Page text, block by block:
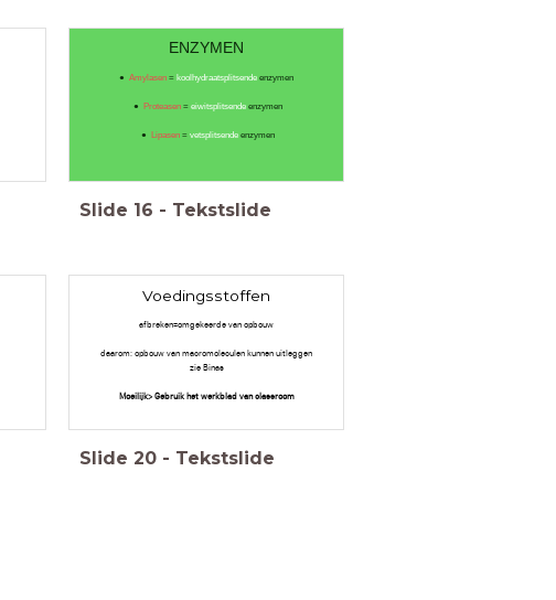
ENZYMEN
Amylasen =koolhydraatsplitsende enzymen
Proteasen= eiwitsplitsendeenzymen
Lipasen = vetsplitsendeenzymen
Slide 16 - Tekstslide
Voedingsstoffen
afbreken=omgekeerde van opbouw
daarom: opbouw van macromoleculen kunnen uitleggen
zie Binas
Moeilijk> Gebruik het werkblad van classroom
Slide 20 - Tekstslide